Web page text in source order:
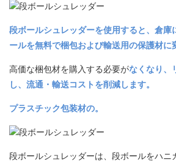
段ボールシュレッダーを使用すると、倉庫
ールを無料で梱包および輸送用の保護材に
高価な梱包材を購入する必要がなくなり 、
し、流通・輸送コストを削減します。
プラスチック包装材の。
段ボールシュレッダーは、段ボールをハニ